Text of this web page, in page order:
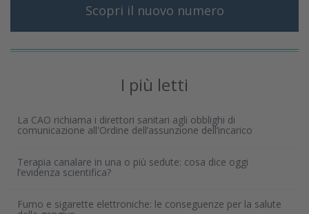
Scopri il nuovo numero
I più letti
La CAO richiama i direttori sanitari agli obblighi di
comunicazione all'Ordine dell’assunzione dell’incarico
Terapia canalare in una o più sedute: cosa dice oggi
l’evidenza scientifica?
Fumo e sigarette elettroniche: le conseguenze per la salute